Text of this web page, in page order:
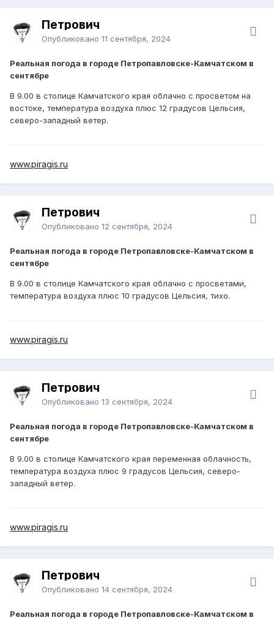
Петрович
Опубликовано 11 сентября, 2024
Реальная погода в городе Петропавловске-Камчатском в
сентябре
В 9.00 в столице Камчатского края облачно с просветом на
востоке, температура воздуха плюс 12 градусов Цельсия,
северо-западный ветер.
www.piragis.ru
Петрович
Опубликовано 12 сентября, 2024
Реальная погода в городе Петропавловске-Камчатском в
сентябре
В 9.00 в столице Камчатского края облачно с просветами,
температура воздуха плюс 10 градусов Цельсия, тихо.
www.piragis.ru
Петрович
Опубликовано 13 сентября, 2024
Реальная погода в городе Петропавловске-Камчатском в
сентябре
В 9.00 в столице Камчатского края переменная облачность,
температура воздуха плюс 9 градусов Цельсия, северо-
западный ветер.
www.piragis.ru
Петрович
Опубликовано 14 сентября, 2024
Реальная погода в городе Петропавловске-Камчатском в